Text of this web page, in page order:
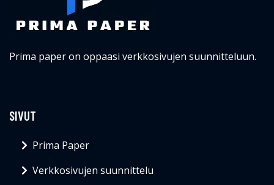
Prima paper on oppaasi verkkosivujen suunnitteluun.
SIVUT
Prima Paper
Verkkosivujen suunnittelu